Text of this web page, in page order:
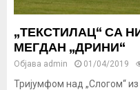
„ТЕКСТИЛАЦ“ СА
МЕГДАН „ДРИНИ“
Објава admin 01/04/2019
Тријумфом над „Слогом“